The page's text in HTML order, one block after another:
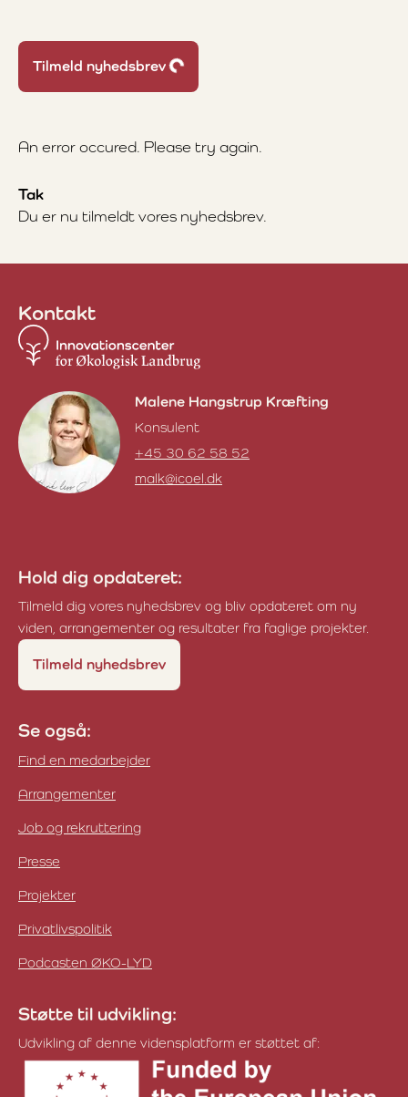
Tilmeld nyhedsbrev Loading...
An error occured. Please try again.
Tak
Du er nu tilmeldt vores nyhedsbrev.
Kontakt
Malene Hangstrup Kræfting
Konsulent
+45 30 62 58 52
malk@icoel.dk
Hold dig opdateret:
Tilmeld dig vores nyhedsbrev og bliv opdateret om ny
viden, arrangementer og resultater fra faglige projekter.
Tilmeld nyhedsbrev
Se også:
Find en medarbejder
Arrangementer
Job og rekruttering
Presse
Projekter
Privatlivspolitik
Podcasten ØKO-LYD
Støtte til udvikling:
Udvikling af denne vidensplatform er støttet af: